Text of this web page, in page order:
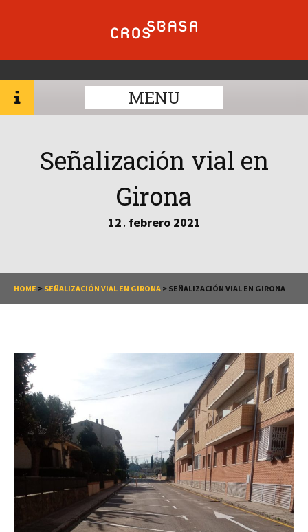
MENU
Señalización vial en
Girona
12 . febrero 2021
HOME > SEÑALIZACIÓN VIAL EN GIRONA > SEÑALIZACIÓN VIAL EN GIRONA